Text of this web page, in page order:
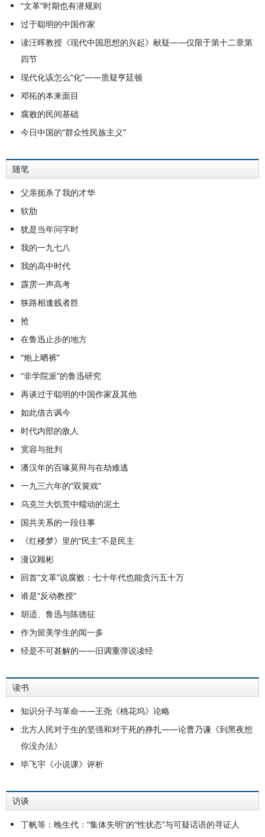
“文革”时期也有潜规则
过于聪明的中国作家
读汪晖教授《现代中国思想的兴起》献疑——仅限于第十二章第
四节
现代化该怎么“化”——质疑亨廷顿
邓拓的本来面目
腐败的民间基础
今日中国的“群众性民族主义”
随笔
父亲扼杀了我的才华
软肋
犹是当年问字时
我的一九七八
我的高中时代
霹雳一声高考
狭路相逢贱者胜
抢
在鲁迅止步的地方
“炮上晒裤”
“非学院派”的鲁迅研究
再谈过于聪明的中国作家及其他
如此借古讽今
时代内部的敌人
宽容与批判
潘汉年的百喙莫辩与在劫难逃
一九三六年的“双簧戏”
乌克兰大饥荒中蠕动的泥土
国共关系的一段往事
《红楼梦》里的“民主”不是民主
漫议顾彬
回首“文革”说腐败：七十年代也能贪污五十万
谁是“反动教授”
胡适、鲁迅与陈德征
作为留美学生的闻一多
经是不可甚解的——旧调重弹说读经
读书
知识分子与革命——王尧《桃花坞》论略
北方人民对于生的坚强和对于死的挣扎——论曹乃谦《到黑夜想
你没办法》
毕飞宇《小说课》评析
访谈
丁帆等：晚生代：“集体失明”的“性状态”与可疑话语的寻证人